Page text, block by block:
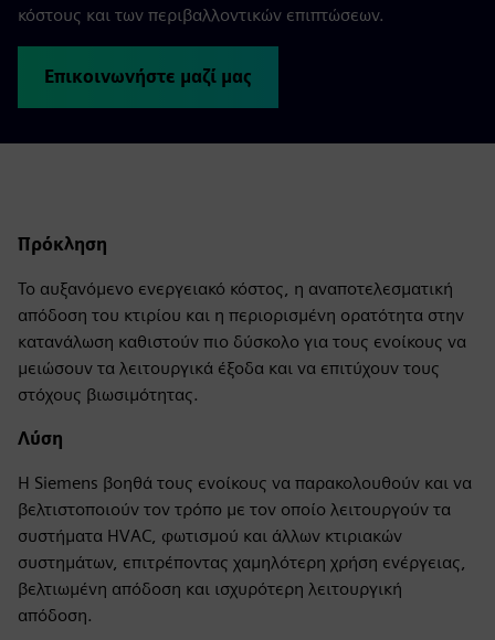
κόστους και των περιβαλλοντικών επιπτώσεων.
Επικοινωνήστε μαζί μας
Πρόκληση
Το αυξανόμενο ενεργειακό κόστος, η αναποτελεσματική
απόδοση του κτιρίου και η περιορισμένη ορατότητα στην
κατανάλωση καθιστούν πιο δύσκολο για τους ενοίκους να
μειώσουν τα λειτουργικά έξοδα και να επιτύχουν τους
στόχους βιωσιμότητας.
Λύση
Η Siemens βοηθά τους ενοίκους να παρακολουθούν και να
βελτιστοποιούν τον τρόπο με τον οποίο λειτουργούν τα
συστήματα HVAC, φωτισμού και άλλων κτιριακών
συστημάτων, επιτρέποντας χαμηλότερη χρήση ενέργειας,
βελτιωμένη απόδοση και ισχυρότερη λειτουργική
απόδοση.